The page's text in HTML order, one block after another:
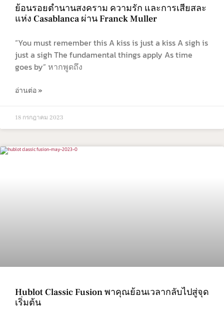
ย้อนรอยตำนานสงคราม ความรัก และการเสียสละ
แห่ง Casablanca ผ่าน Franck Muller
“You must remember this A kiss is just a kiss A sigh is
just a sigh The fundamental things apply As time
goes by” หากพูดถึง
อ่านต่อ »
18 กรกฎาคม 2023
Hublot Classic Fusion พาคุณย้อนเวลากลับไปสู่จุด
เริ่มต้น